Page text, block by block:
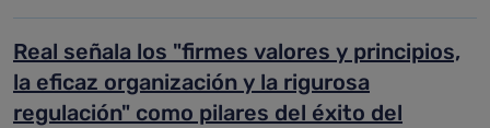
Real señala los "firmes valores y principios,
la eficaz organización y la rigurosa
regulación" como pilares del éxito del